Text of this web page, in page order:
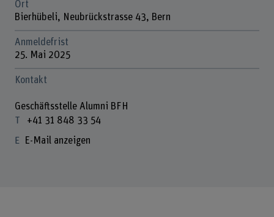
Ort
Bierhübeli, Neubrückstrasse 43, Bern
Anmeldefrist
25. Mai 2025
Kontakt
Geschäftsstelle Alumni BFH
+41 31 848 33 54
E-Mail anzeigen